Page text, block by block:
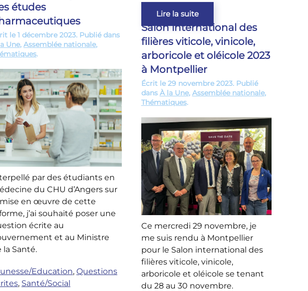
Lire la suite
études
le1 décembre 2023. Publié dans
Une, Assemblée nationale,
.
par des étudiants en
du CHU d’Angers sur
en œuvre de cette
j’ai souhaité poser une
écrite au
et au Ministre
la Santé.
Education, Questions
, Santé/Social
Salon international des
filières viticole, vinicole,
arboricole et oléicole 2023
à Montpellier
Écrit le29 novembre 2023. Publié
dans À la Une, Assemblée nationale,
Thématiques.
Ce mercredi 29 novembre, je
me suis rendu à Montpellier
pour le Salon international des
filières viticole, vinicole,
arboricole et oléicole se tenant
du 28 au 30 novembre.